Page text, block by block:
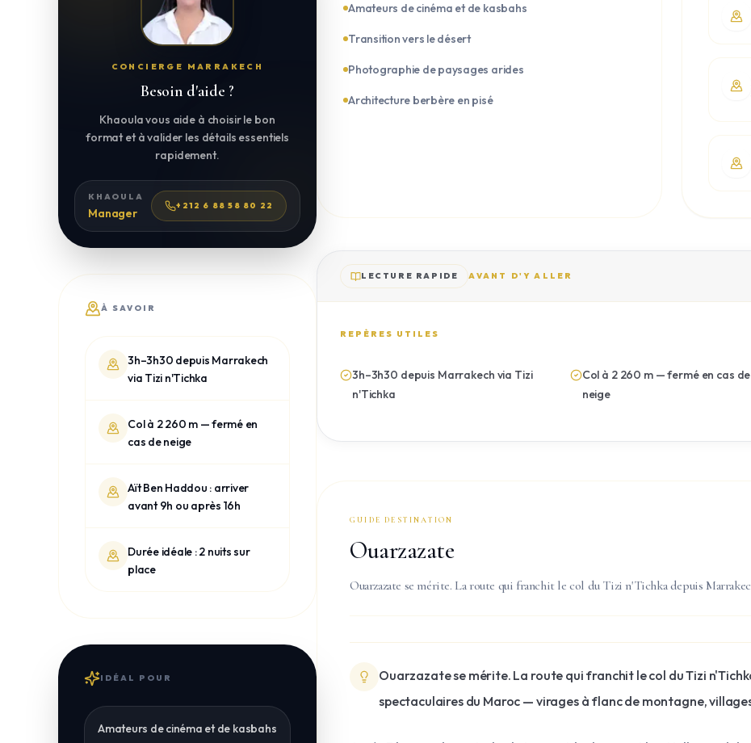
CONCIERGE MARRAKECH
Besoin d'aide ?
Khaoula vous aide à choisir le bon
format et à valider les détails essentiels
rapidement.
KHAOULA
Manager
+212 6 88 58 80 22
À SAVOIR
3h–3h30 depuis Marrakech
via Tizi n'Tichka
Col à 2 260 m — fermé en
cas de neige
Aït Ben Haddou : arriver
avant 9h ou après 16h
Durée idéale : 2 nuits sur
place
IDÉAL POUR
Amateurs de cinéma et de kasbahs
Amateurs de cinéma et de kasbahs
Transition vers le désert
Photographie de paysages arides
Architecture berbère en pisé
LECTURE RAPIDE AVANT D'Y ALLER
REPÈRES UTILES
3h–3h30 depuis Marrakech via Tizi
n'Tichka
Col à 2 260 m — fermé en cas de
neige
GUIDE DESTINATION
Ouarzazate
Ouarzazate se mérite. La route qui franchit le col du Tizi n'Tichka depuis
Ouarzazate se mérite. La route qui franchit le col du Tizi
spectaculaires du Maroc — virages à flanc de montagne,